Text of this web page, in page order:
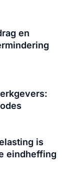
en
is
eindheffing